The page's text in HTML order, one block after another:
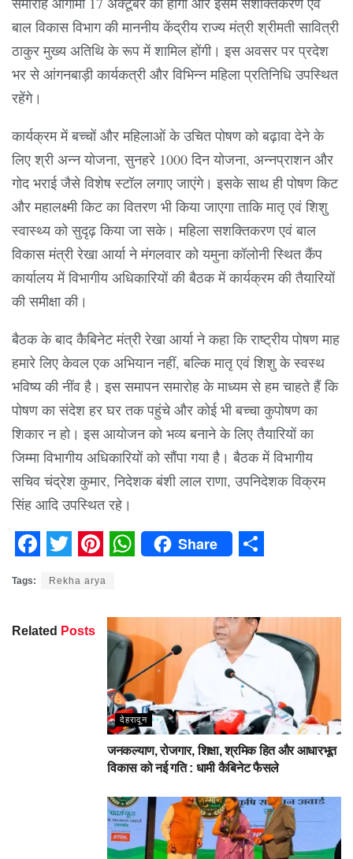
बाल विकास विभाग की माननीय केंद्रीय राज्य मंत्री श्रीमती सावित्री
ठाकुर मुख्य अतिथि के रूप में शामिल होंगी। इस अवसर पर प्रदेश
भर से आंगनबाड़ी कार्यकत्री और विभिन्न महिला प्रतिनिधि उपस्थित
रहेंगे।
कार्यक्रम में बच्चों और महिलाओं के उचित पोषण को बढ़ावा देने के
लिए श्री अन्न योजना, सुनहरे 1000 दिन योजना, अन्नप्राशन और
गोद भराई जैसे विशेष स्टॉल लगाए जाएंगे। इसके साथ ही पोषण किट
और महालक्ष्मी किट का वितरण भी किया जाएगा ताकि मातृ एवं शिशु
स्वास्थ्य को सुदृढ़ किया जा सके। महिला सशक्तिकरण एवं बाल
विकास मंत्री रेखा आर्या ने मंगलवार को यमुना कॉलोनी स्थित कैंप
कार्यालय में विभागीय अधिकारियों की बैठक में कार्यक्रम की तैयारियों
की समीक्षा की।
बैठक के बाद कैबिनेट मंत्री रेखा आर्या ने कहा कि राष्ट्रीय पोषण माह
हमारे लिए केवल एक अभियान नहीं, बल्कि मातृ एवं शिशु के स्वस्थ
भविष्य की नींव है। इस समापन समारोह के माध्यम से हम चाहते हैं कि
पोषण का संदेश हर घर तक पहुंचे और कोई भी बच्चा कुपोषण का
शिकार न हो। इस आयोजन को भव्य बनाने के लिए तैयारियों का
जिम्मा विभागीय अधिकारियों को सौंपा गया है। बैठक में विभागीय
सचिव चंद्रेश कुमार, निदेशक बंशी लाल राणा, उपनिदेशक विक्रम
सिंह आदि उपस्थित रहे।
Share
Tags: Rekha arya
Related Posts
देहरादून
जनकल्याण, रोजगार, शिक्षा, श्रमिक हित और आधारभूत
विकास को नई गति : धामी कैबिनेट फैसले